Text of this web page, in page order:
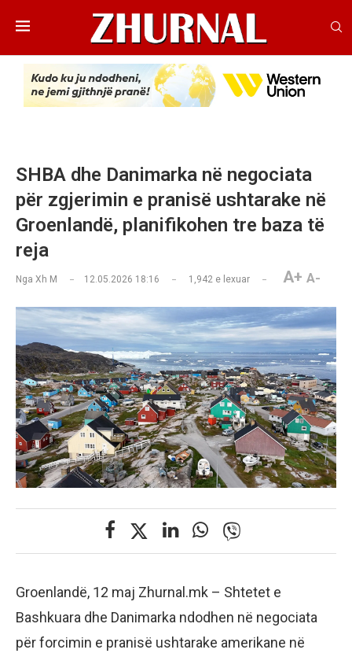
SHBA dhe Danimarka në negociata
për zgjerimin e pranisë ushtarake në
Groenlandë, planifikohen tre baza të
reja
Nga Xh M 12.05.2026 18:16 1,942 e lexuar A+ A-
Groenlandë, 12 maj Zhurnal.mk – Shtetet e
Bashkuara dhe Danimarka ndodhen në negociata
për forcimin e pranisë ushtarake amerikane në